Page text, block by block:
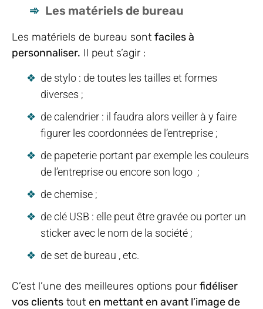
Les matériels de bureau
Les matériels de bureau sont faciles à
personnaliser. Il peut s’agir :
de stylo : de toutes les tailles et formes
diverses ;
de calendrier : il faudra alors veiller à y faire
figurer les coordonnées de l’entreprise ;
de papeterie portant par exemple les couleurs
de l’entreprise ou encore son logo ;
de chemise ;
de clé USB : elle peut être gravée ou porter un
sticker avec le nom de la société ;
de set de bureau , etc.
C’est l’une des meilleures options pour fidéliser
vos clients tout en mettant en avant l’image de